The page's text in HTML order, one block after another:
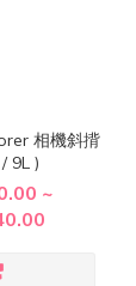
相機斜揹
9L )
~